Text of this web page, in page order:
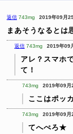
返信 743mg 2019年09月
まあそうなるとは
返信 743mg 2019年09
アレ？スマホ
て！
743mg 2019年09月
ここはポッ
743mg 2019年09月
てへぺろ★